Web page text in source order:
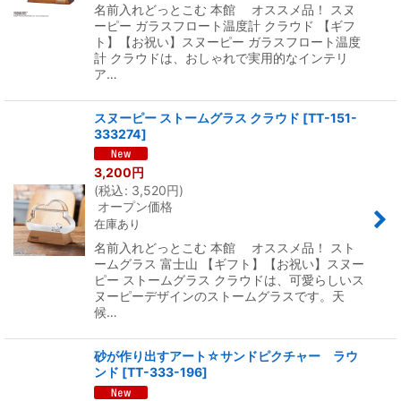
名前入れどっとこむ 本館 オススメ品！ スヌ
ーピー ガラスフロート温度計 クラウド 【ギフ
ト】【お祝い】スヌーピー ガラスフロート温度
計 クラウドは、おしゃれで実用的なインテリ
ア…
スヌーピー ストームグラス クラウド [TT-151-
333274]
3,200円
(税込: 3,520円)
オープン価格
在庫あり
名前入れどっとこむ 本館 オススメ品！ スト
ームグラス 富士山 【ギフト】【お祝い】スヌー
ピー ストームグラス クラウドは、可愛らしいス
ヌーピーデザインのストームグラスです。天
候…
砂が作り出すアート☆サンドピクチャー ラウ
ンド [TT-333-196]